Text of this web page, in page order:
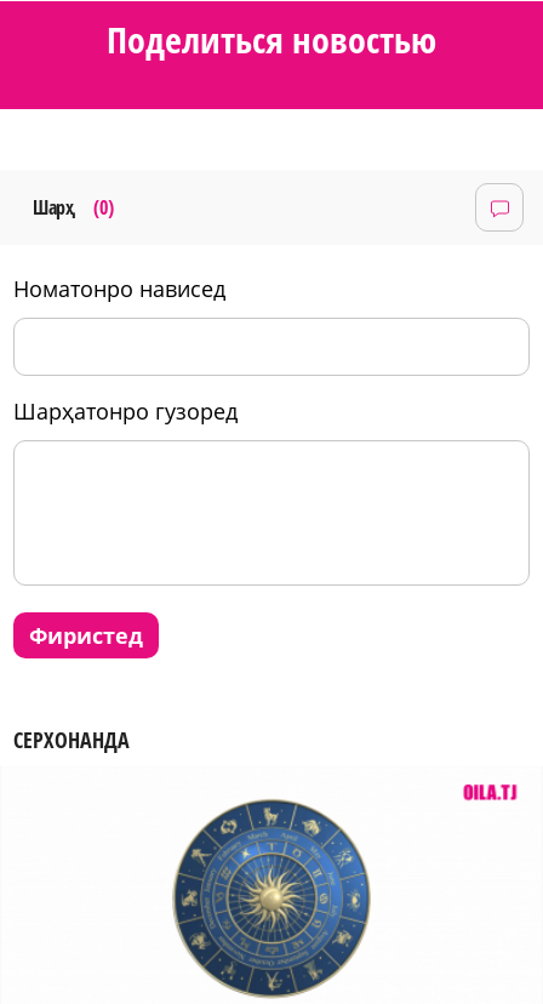
Поделиться новостью
Шарҳ (0)
номатонро нависед
шарҳатонро гузоред
фиристед
СЕРХОНАНДА